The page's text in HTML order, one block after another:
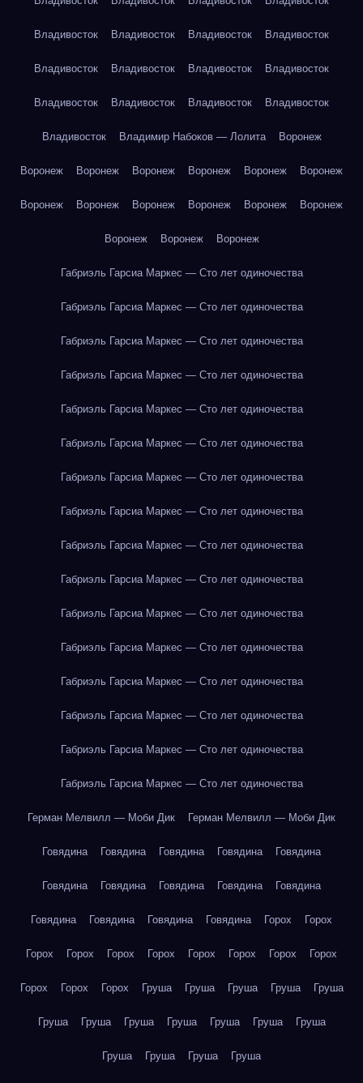
Владивосток Владивосток Владивосток Владивосток
Владивосток Владивосток Владивосток Владивосток
Владивосток Владивосток Владивосток Владивосток
Владивосток Владимир Набоков — Лолита Воронеж
Воронеж Воронеж Воронеж Воронеж Воронеж Воронеж
Воронеж Воронеж Воронеж Воронеж Воронеж Воронеж
Воронеж Воронеж Воронеж
Габриэль Гарсиа Маркес — Сто лет одиночества
Габриэль Гарсиа Маркес — Сто лет одиночества
Габриэль Гарсиа Маркес — Сто лет одиночества
Габриэль Гарсиа Маркес — Сто лет одиночества
Габриэль Гарсиа Маркес — Сто лет одиночества
Габриэль Гарсиа Маркес — Сто лет одиночества
Габриэль Гарсиа Маркес — Сто лет одиночества
Габриэль Гарсиа Маркес — Сто лет одиночества
Габриэль Гарсиа Маркес — Сто лет одиночества
Габриэль Гарсиа Маркес — Сто лет одиночества
Габриэль Гарсиа Маркес — Сто лет одиночества
Габриэль Гарсиа Маркес — Сто лет одиночества
Габриэль Гарсиа Маркес — Сто лет одиночества
Габриэль Гарсиа Маркес — Сто лет одиночества
Габриэль Гарсиа Маркес — Сто лет одиночества
Габриэль Гарсиа Маркес — Сто лет одиночества
Герман Мелвилл — Моби Дик Герман Мелвилл — Моби Дик
Говядина Говядина Говядина Говядина Говядина
Говядина Говядина Говядина Говядина Говядина
Говядина Говядина Говядина Говядина Горох Горох
Горох Горох Горох Горох Горох Горох Горох Горох
Горох Горох Горох Груша Груша Груша Груша Груша
Груша Груша Груша Груша Груша Груша Груша
Груша Груша Груша Груша